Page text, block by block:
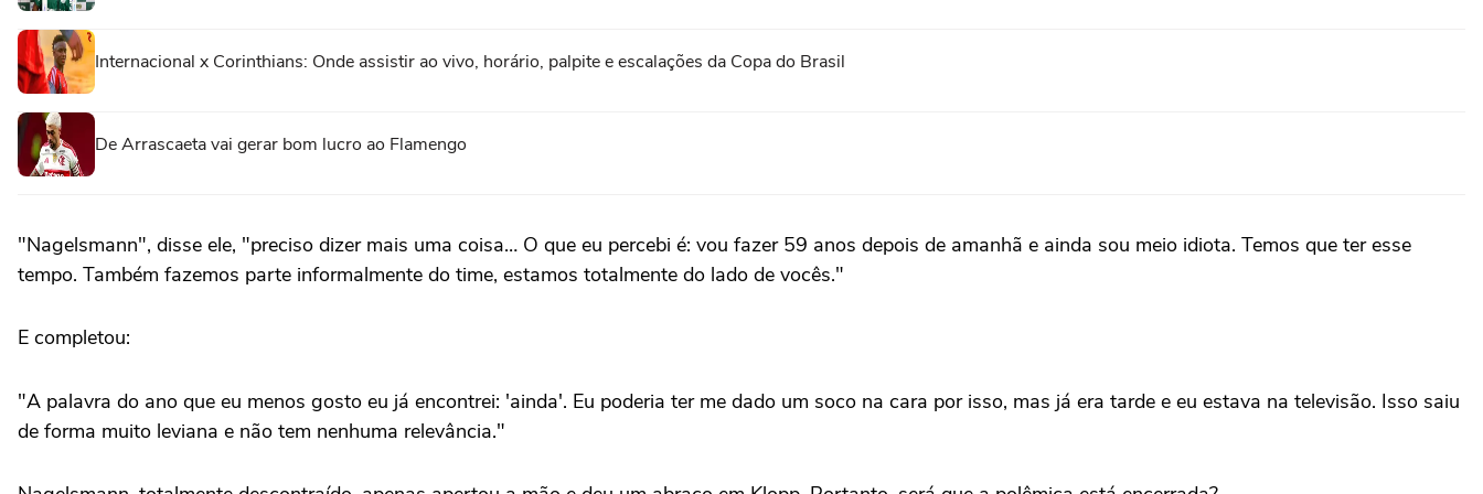
Internacional x Corinthians: Onde assistir ao vivo, horário, palpite e escalações da Copa do Brasil
De Arrascaeta vai gerar bom lucro ao Flamengo
"Nagelsmann", disse ele, "preciso dizer mais uma coisa… O que eu percebi é: vou fazer 59 anos depois de amanhã e ainda sou meio idiota. Temos que ter esse
tempo. Também fazemos parte informalmente do time, estamos totalmente do lado de vocês."
E completou:
"A palavra do ano que eu menos gosto eu já encontrei: 'ainda'. Eu poderia ter me dado um soco na cara por isso, mas já era tarde e eu estava na televisão. Isso saiu
de forma muito leviana e não tem nenhuma relevância."